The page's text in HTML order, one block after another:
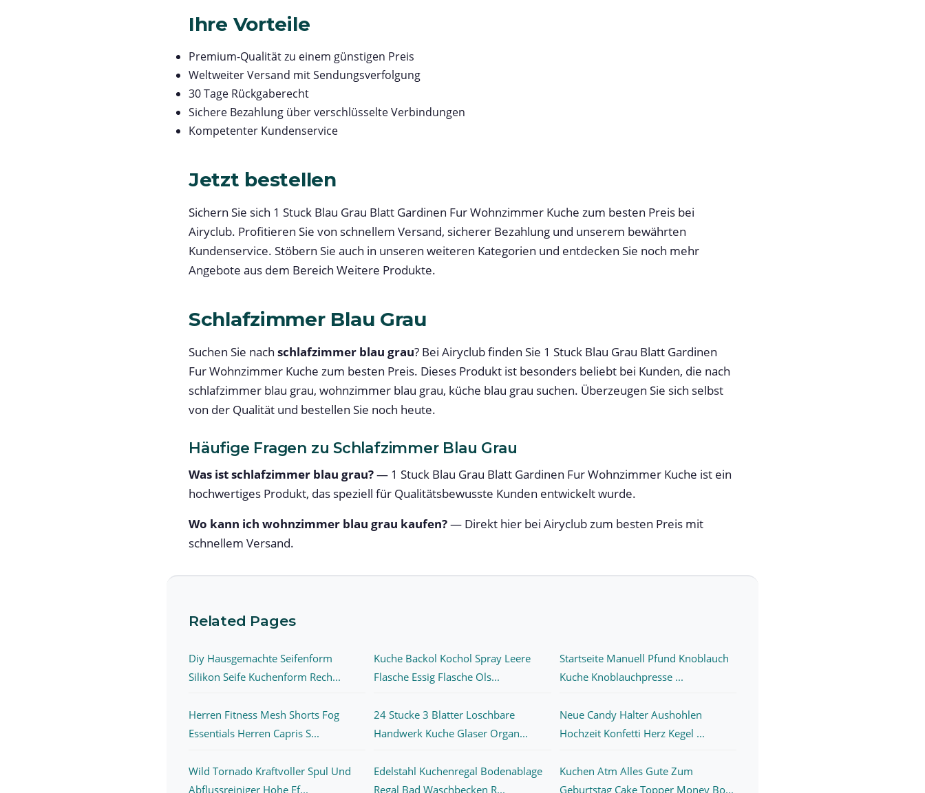
Ihre Vorteile
Premium-Qualität zu einem günstigen Preis
Weltweiter Versand mit Sendungsverfolgung
30 Tage Rückgaberecht
Sichere Bezahlung über verschlüsselte Verbindungen
Kompetenter Kundenservice
Jetzt bestellen
Sichern Sie sich 1 Stuck Blau Grau Blatt Gardinen Fur Wohnzimmer Kuche zum besten Preis bei
Airyclub. Profitieren Sie von schnellem Versand, sicherer Bezahlung und unserem bewährten
Kundenservice. Stöbern Sie auch in unseren weiteren Kategorien und entdecken Sie noch mehr
Angebote aus dem Bereich Weitere Produkte.
Schlafzimmer Blau Grau
Suchen Sie nach schlafzimmer blau grau? Bei Airyclub finden Sie 1 Stuck Blau Grau Blatt Gardinen
Fur Wohnzimmer Kuche zum besten Preis. Dieses Produkt ist besonders beliebt bei Kunden, die nach
schlafzimmer blau grau, wohnzimmer blau grau, küche blau grau suchen. Überzeugen Sie sich selbst
von der Qualität und bestellen Sie noch heute.
Häufige Fragen zu Schlafzimmer Blau Grau
Was ist schlafzimmer blau grau?— 1 Stuck Blau Grau Blatt Gardinen Fur Wohnzimmer Kuche ist ein
hochwertiges Produkt, das speziell für Qualitätsbewusste Kunden entwickelt wurde.
Wo kann ich wohnzimmer blau grau kaufen?— Direkt hier bei Airyclub zum besten Preis mit
schnellem Versand.
Related Pages
Diy Hausgemachte Seifenform
Silikon Seife Kuchenform Rech...
Kuche Backol Kochol Spray Leere
Flasche Essig Flasche Ols...
Startseite Manuell Pfund Knoblauch
Kuche Knoblauchpresse ...
Herren Fitness Mesh Shorts Fog
Essentials Herren Capris S...
24 Stucke 3 Blatter Loschbare
Handwerk Kuche Glaser Organ...
Neue Candy Halter Aushohlen
Hochzeit Konfetti Herz Kegel ...
Wild Tornado Kraftvoller Spul Und
Abflussreiniger Hohe Ef...
Edelstahl Kuchenregal Bodenablage
Regal Bad Waschbecken R...
Kuchen Atm Alles Gute Zum
Geburtstag Cake Topper Money Bo...